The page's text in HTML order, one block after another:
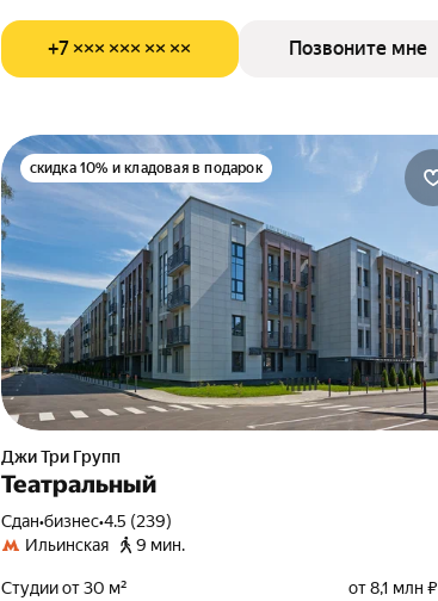
+7 ××× ××× ×× ×× Позвоните мне
скидка 10% и кладовая в подарок
Джи Три Групп
Театральный
Сдан•бизнес•4.5 (239)
Ильинская
9 мин.
Студии от 30 м²
от 8,1 млн ₽